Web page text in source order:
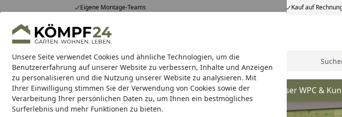
Unsere Seite verwendet Cookies und ähnliche Technologien, um die
Benutzererfahrung auf unserer Website zu verbessern, Inhalte und Anzeigen
zu personalisieren und die Nutzung unserer Website zu analysieren. Mit
Ihrer Einwilligung stimmen Sie der Verwendung von Cookies sowie der
Verarbeitung Ihrer persönlichen Daten zu, um Ihnen ein bestmögliches
Surferlebnis und mehr Funktionen zu bieten.
Eigene Montage-Teams Kauf auf
Hotline0 71 588 01 81
Mo-Fr. 8-16 Uhr 25.982 Bewertungen
Alle Produkte
Alle ProdukteHighlights Tipps & Tricks Suche
Gartenhaus Gartenhäuser Holz Gartenhäuser Metall Gartenhäuser WPC &